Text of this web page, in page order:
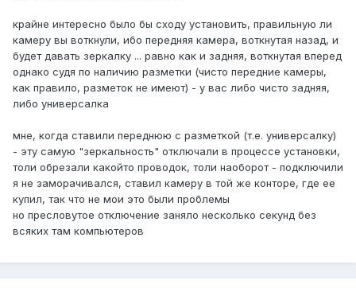
крайне интересно было бы сходу установить, правильную ли
камеру вы воткнули, ибо передняя камера, воткнутая назад, и
будет давать зеркалку ... равно как и задняя, воткнутая вперед
однако судя по наличию разметки (чисто передние камеры,
как правило, разметок не имеют) - у вас либо чисто задняя,
либо универсалка
мне, когда ставили переднюю с разметкой (т.е. универсалку)
- эту самую "зеркальность" отключали в процессе установки,
толи обрезали какойто проводок, толи наоборот - подключили
я не заморачивался, ставил камеру в той же конторе, где ее
купил, так что не мои это были проблемы
но пресловутое отключение заняло несколько секунд без
всяких там компьютеров